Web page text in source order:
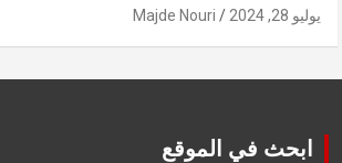
يوليو 28, 2024 Majde Nouri
ابحث في الموقع